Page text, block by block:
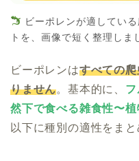
ビーポレンが適してい
トを、画像で短く整理しま
ビーポレンはすべての
りません。基本的に、
然下で食べる雑食性〜
以下に種別の適性をまと